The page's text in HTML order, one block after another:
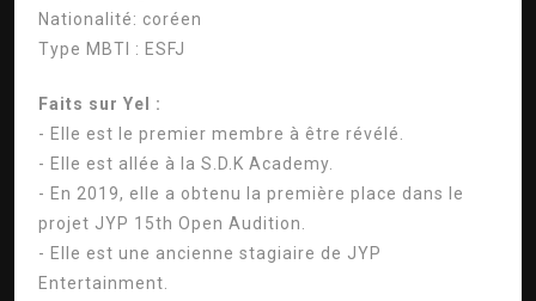
Nationalité: coréen
Type MBTI : ESFJ
Faits sur Yel :
- Elle est le premier membre à être révélé.
- Elle est allée à la S.D.K Academy.
- En 2019, elle a obtenu la première place dans le
projet JYP 15th Open Audition.
- Elle est une ancienne stagiaire de JYP
Entertainment.